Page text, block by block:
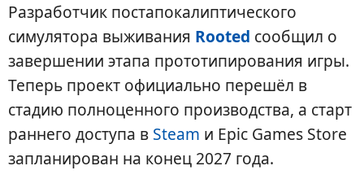
Разработчик постапокалиптического
симулятора выживания Rooted сообщил о
завершении этапа прототипирования игры.
Теперь проект официально перешёл в
стадию полноценного производства, а старт
раннего доступа в Steam и Epic Games Store
запланирован на конец 2027 года.